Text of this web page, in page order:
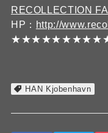
RECOLLECTION
HP： http://
HAN Kjobenhavn